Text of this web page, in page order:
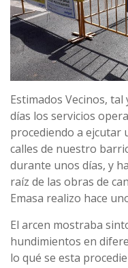
Estimados Vecinos,
días los servicios
procediendo a ejcutar
calles de nuestro
durante unos días, y
raíz de las obras de
Emasa realizo hace
El arcen mostraba
hundimientos en
lo qué se esta